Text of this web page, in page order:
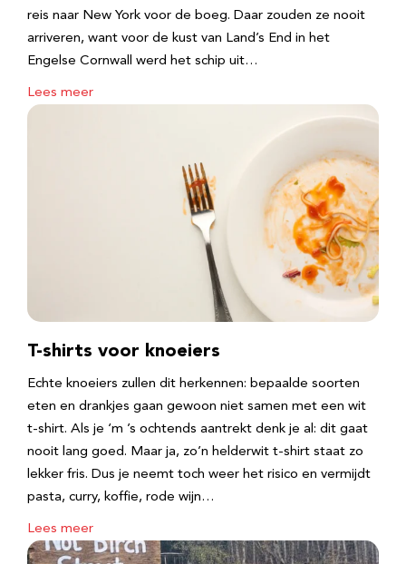
reis naar New York voor de boeg. Daar zouden ze nooit
arriveren, want voor de kust van Land’s End in het
Engelse Cornwall werd het schip uit…
Lees meer
T-shirts voor knoeiers
Echte knoeiers zullen dit herkennen: bepaalde soorten
eten en drankjes gaan gewoon niet samen met een wit
t-shirt. Als je ‘m ’s ochtends aantrekt denk je al: dit gaat
nooit lang goed. Maar ja, zo’n helderwit t-shirt staat zo
lekker fris. Dus je neemt toch weer het risico en vermijdt
pasta, curry, koffie, rode wijn…
Lees meer